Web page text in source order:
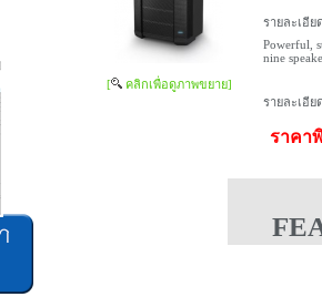
[ คลิกเพื่อดูภาพขยาย]
รายละเอีย
Powerful,
nine
รายละเอีย
ราคา